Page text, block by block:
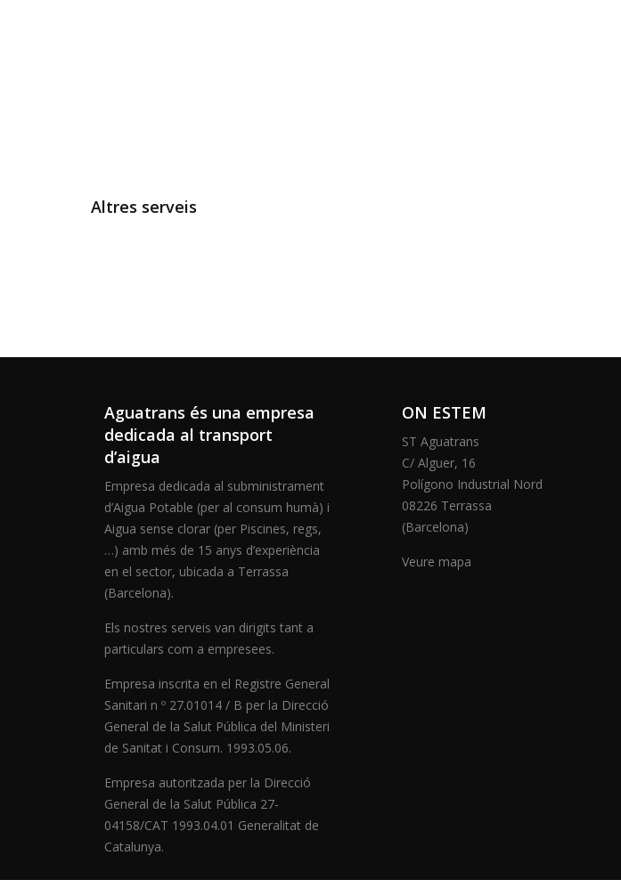
Altres serveis
Aguatrans és una empresa
dedicada al transport
d’aigua
Empresa dedicada al subministrament
d’Aigua Potable (per al consum humà) i
Aigua sense clorar (per Piscines, regs,
…) amb més de 15 anys d’experiència
en el sector, ubicada a Terrassa
(Barcelona).
Els nostres serveis van dirigits tant a
particulars com a empresees.
Empresa inscrita en el Registre General
Sanitari n º 27.01014 / B per la Direcció
General de la Salut Pública del Ministeri
de Sanitat i Consum. 1993.05.06.
Empresa autoritzada per la Direcció
General de la Salut Pública 27-
04158/CAT 1993.04.01 Generalitat de
Catalunya.
ON ESTEM
ST Aguatrans
C/ Alguer, 16
Polígono Industrial Nord
08226 Terrassa
(Barcelona)
Veure mapa